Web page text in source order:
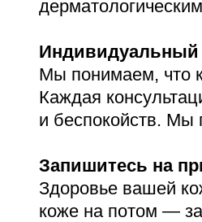
Понедельник — пятница
Суббота 08:00–16:00
Регистратура
Индивидуальный
Мы понимаем, что
Каждая
и беспокойств. Мы
Запишитесь на
Здоровье вашей
коже на потом —